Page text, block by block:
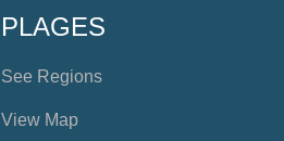
PLAGES
See Regions
View Map